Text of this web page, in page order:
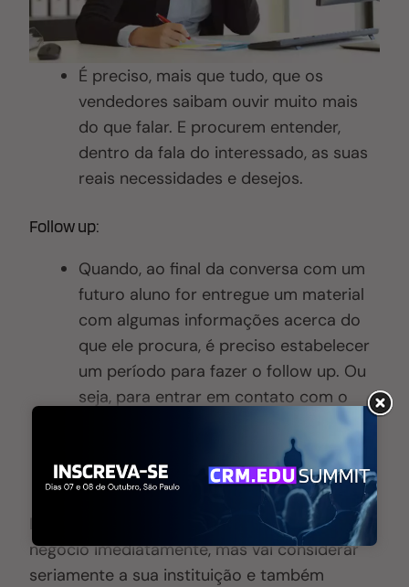
É preciso, mais que tudo, que os
vendedores saibam ouvir muito mais
do que falar. E procurem entender,
dentro da fala do interessado, as suas
reais necessidades e desejos.
Follow up:
Quando, ao final da conversa com um
futuro aluno for entregue um material
com algumas informações acerca do
que ele procura, é preciso estabelecer
um período para fazer o follow up. Ou
seja, para entrar em contato com o
existem dúvidas ou interesse em
continuar o processo.
Dessa forma, o prospect pode até não fechar
negócio imediatamente, mas vai considerar
seriamente a sua instituição e também